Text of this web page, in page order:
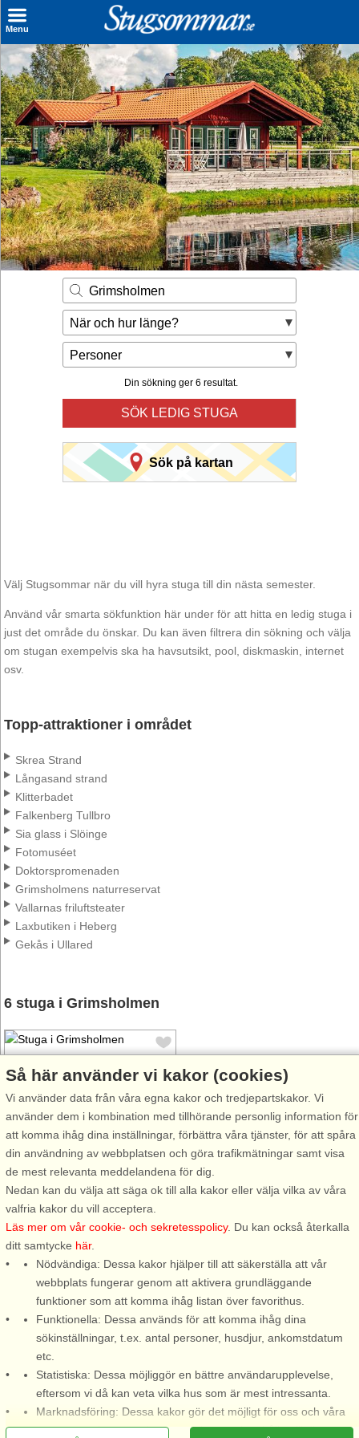
Menu
Sök stuga
Sista Minuten
Genvägar
Inspiration
Kontakt
Husägare
Se hur mycket du kan tjäna
Räkna ut din
hyresintäkt
Grimsholmen
När och hur länge?
Personer
Din sökning ger 6 resultat.
SÖK LEDIG STUGA
Sök på kartan
Välj Stugsommar när du vill hyra stuga till din nästa semester.
Använd vår smarta sökfunktion här under för att hitta en ledig stuga i
just det område du önskar. Du kan även filtrera din sökning och välja
om stugan exempelvis ska ha havsutsikt, pool, diskmaskin, internet
osv.
Topp-attraktioner i området
Skrea Strand
Långasand strand
Klitterbadet
Falkenberg Tullbro
Sia glass i Slöinge
Fotomuséet
Doktorspromenaden
Grimsholmens naturreservat
Vallarnas friluftsteater
Laxbutiken i Heberg
Gekås i Ullared
6 stuga i Grimsholmen
Stugnr: 38163
Grimsholmen
6 personer, 48 m²
400 m till sjö/hav:.
Välkomna till Grimsholmen
strandängar kombinerat med
klippor och barnvänliga
stränder. Här bor ni en
från 4.915 SEK
Så här använder vi kakor (cookies)
Vi använder data från våra egna kakor och tredjepartskakor. Vi
använder dem i kombination med tillhörande personlig information för
att komma ihåg dina inställningar, förbättra våra tjänster, för att spåra
din användning av webbplatsen och göra trafikmätningar samt visa
de mest relevanta meddelandena för dig.
Nedan kan du välja att säga ok till alla kakor eller välja vilka av våra
valfria kakor du vill acceptera.
Läs mer om vår cookie- och sekretesspolicy. Du kan också återkalla
ditt samtycke här.
Nödvändiga: Dessa kakor hjälper till att säkerställa att vår
webbplats fungerar genom att aktivera grundläggande
funktioner som att komma ihåg listan över favorithus.
Funktionella: Dessa används för att komma ihåg dina
sökinställningar, t.ex. antal personer, husdjur, ankomstdatum
etc.
Statistiska: Dessa möjliggör en bättre användarupplevelse,
eftersom vi då kan veta vilka hus som är mest intressanta.
Marknadsföring: Dessa kakor gör det möjligt för oss och våra
partners att leverera det mest relevanta innehållet till dig.